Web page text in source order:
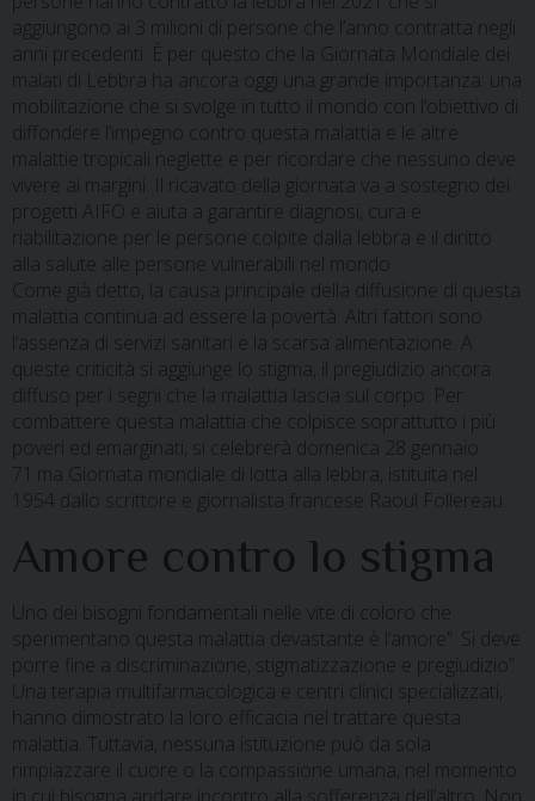
aggiungono ai 3 milioni di persone che l’anno contratta negli
anni precedenti. È per questo che la Giornata Mondiale dei
malati di Lebbra ha ancora oggi una grande importanza: una
mobilitazione che si svolge in tutto il mondo con l’obiettivo di
diffondere l’impegno contro questa malattia e le altre
malattie tropicali neglette e per ricordare che nessuno deve
vivere ai margini. Il ricavato della giornata va a sostegno dei
progetti AIFO e aiuta a garantire diagnosi, cura e
riabilitazione per le persone colpite dalla lebbra e il diritto
alla salute alle persone vulnerabili nel mondo.
Come già detto, la causa principale della diffusione di questa
malattia continua ad essere la povertà. Altri fattori sono
l’assenza di servizi sanitari e la scarsa alimentazione. A
queste criticità si aggiunge lo stigma, il pregiudizio ancora
diffuso per i segni che la malattia lascia sul corpo. Per
combattere questa malattia che colpisce soprattutto i più
poveri ed emarginati, si celebrerà domenica 28 gennaio
71.ma Giornata mondiale di lotta alla lebbra, istituita nel
1954 dallo scrittore e giornalista francese Raoul Follereau.
Amore contro lo stigma
Uno dei bisogni fondamentali nelle vite di coloro che
sperimentano questa malattia devastante è l’amore”. Si deve
porre fine a discriminazione, stigmatizzazione e pregiudizio”.
Una terapia multifarmacologica e centri clinici specializzati,
hanno dimostrato la loro efficacia nel trattare questa
malattia. Tuttavia, nessuna istituzione può da sola
rimpiazzare il cuore o la compassione umana, nel momento
in cui bisogna andare incontro alla sofferenza dell’altro. Non